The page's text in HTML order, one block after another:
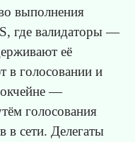
выполнения
где валидаторы —
её
в голосовании и
—
голосования
в сети. Делегаты